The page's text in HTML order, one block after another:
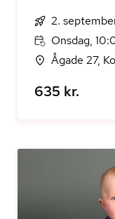
2.
Onsdag,
Ågade 27,
635 kr.